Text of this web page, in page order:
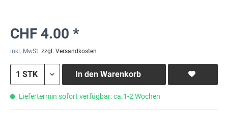
CHF 4.00 *
inkl. MwSt. zzgl. Versandkosten
In den Warenkorb
Liefertermin sofort verfügbar: ca.1-2 Wochen